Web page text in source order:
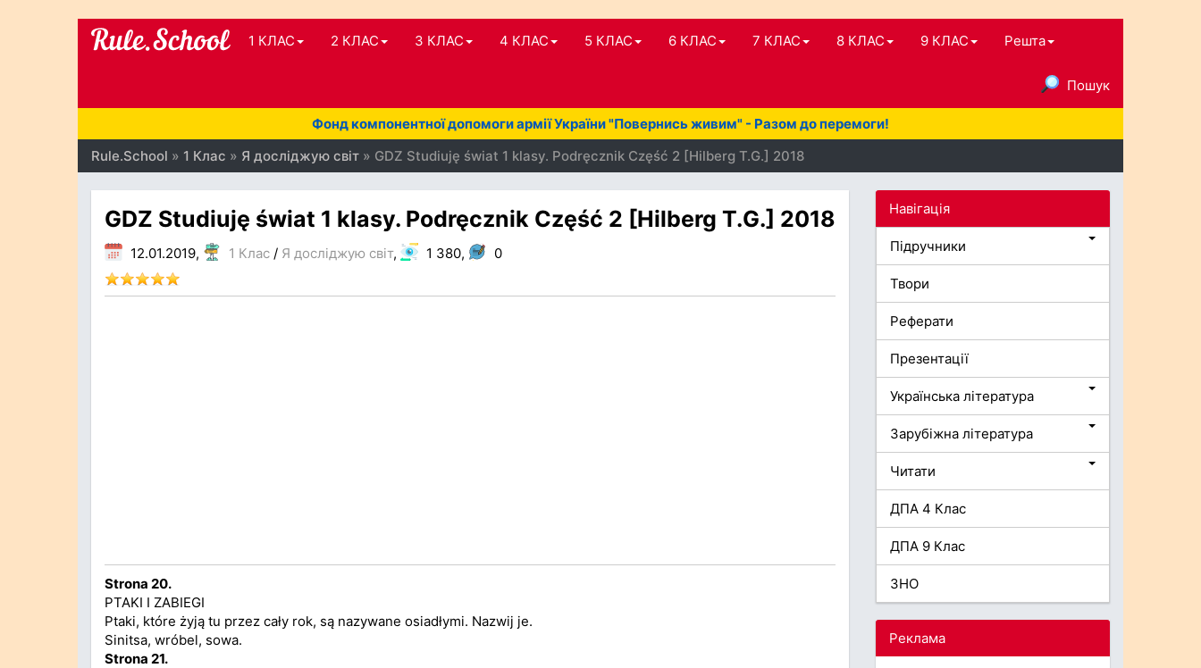
1 КЛАС 2 КЛАС 3 КЛАС 4 КЛАС 5 КЛАС 6 КЛАС 7 КЛАС 8 КЛАС 9 КЛАС Решта
Пошук
Фонд компонентної допомоги армії України "Повернись живим" - Разом до перемоги!
Rule.School » 1 Клас » Я досліджую світ » GDZ Studiuję świat 1 klasy. Podręcznik Część 2 [Hilberg T.G.] 2018
GDZ Studiuję świat 1 klasy. Podręcznik Część 2 [Hilberg T.G.] 2018
12.01.2019, 1 Клас / Я досліджую світ, 1 380, 0
Strona 20.
PTAKI I ZABIEGI
Ptaki, które żyją tu przez cały rok, są nazywane osiadłymi. Nazwij je.
Sinitsa, wróbel, sowa.
Strona 21.
Навігація
Підручники
Твори
Реферати
Презентації
Українська література
Зарубіжна література
Читати
ДПА 4 Клас
ДПА 9 Клас
ЗНО
Реклама